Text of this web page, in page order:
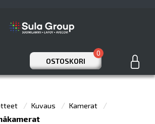
OSTOSKORI
0
Kuvaus Kamerat